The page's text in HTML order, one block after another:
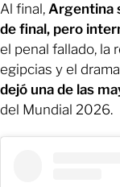
Al final, Argentina
de final, pero
el penal fallado, la
egipcias y el
dejó una de las
del Mundial 2026.